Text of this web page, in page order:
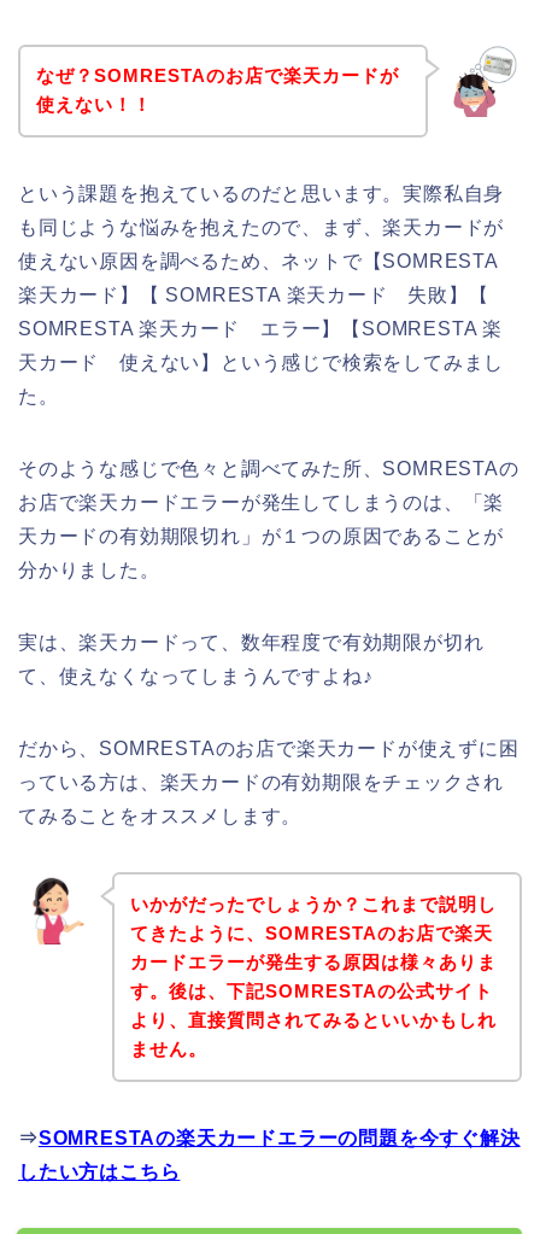
なぜ？SOMRESTAのお店で楽天カードが
使えない！！
という課題を抱えているのだと思います。実際私自身
も同じような悩みを抱えたので、まず、楽天カードが
使えない原因を調べるため、ネットで【SOMRESTA
楽天カード】【 SOMRESTA 楽天カード 失敗】【
SOMRESTA 楽天カード エラー】【SOMRESTA 楽
天カード 使えない】という感じで検索をしてみまし
た。
そのような感じで色々と調べてみた所、SOMRESTAの
お店で楽天カードエラーが発生してしまうのは、「楽
天カードの有効期限切れ」が１つの原因であることが
分かりました。
実は、楽天カードって、数年程度で有効期限が切れ
て、使えなくなってしまうんですよね♪
だから、SOMRESTAのお店で楽天カードが使えずに困
っている方は、楽天カードの有効期限をチェックされ
てみることをオススメします。
いかがだったでしょうか？これまで説明し
てきたように、SOMRESTAのお店で楽天
カードエラーが発生する原因は様々ありま
す。後は、下記SOMRESTAの公式サイト
より、直接質問されてみるといいかもしれ
ません。
⇒SOMRESTAの楽天カードエラーの問題を今すぐ解決
したい方はこちら